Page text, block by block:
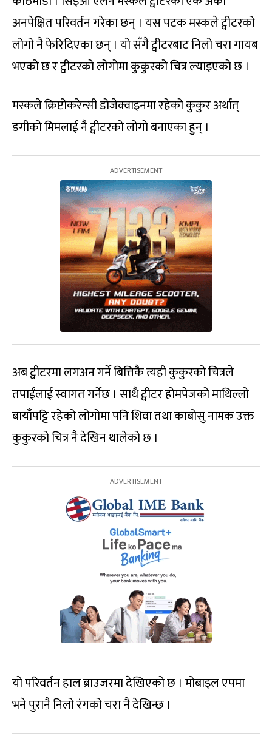
अनपेक्षित परिवर्तन गरेका छन् । यस पटक मस्कले ट्वीटरको
लोगो नै फेरिदिएका छन् । यो सँगै ट्वीटरबाट निलो चरा गायब
भएको छ र ट्वीटरको लोगोमा कुकुरको चित्र ल्याइएको छ ।
मस्कले क्रिप्टोकरेन्सी डोजेक्वाइनमा रहेको कुकुर अर्थात्
डगीको मिमलाई नै ट्वीटरको लोगो बनाएका हुन् ।
अब ट्वीटरमा लगअन गर्ने बित्तिकै त्यही कुकुरको चित्रले
तपाईंलाई स्वागत गर्नेछ । साथै ट्वीटर होमपेजको माथिल्लो
बायाँपट्टि रहेको लोगोमा पनि शिवा तथा काबोसु नामक उक्त
कुकुरको चित्र नै देखिन थालेको छ ।
यो परिवर्तन हाल ब्राउजरमा देखिएको छ । मोबाइल एपमा
भने पुरानै निलो रंगको चरा नै देखिन्छ ।